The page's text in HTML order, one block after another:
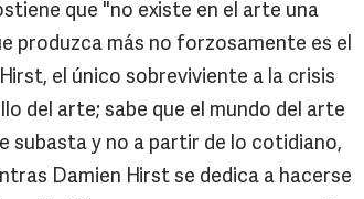
que "no existe en el arte una
produzca más no forzosamente es el
el único sobreviviente a la crisis
del arte; sabe que el mundo del arte
subasta y no a partir de lo cotidiano,
Damien Hirst se dedica a hacerse